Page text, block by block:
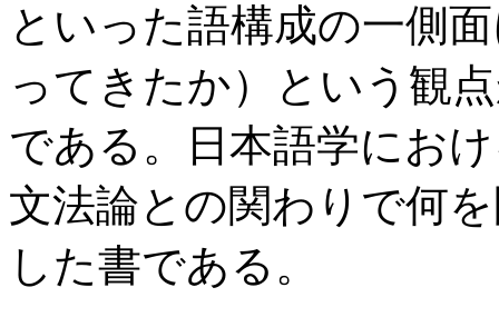
といった語構成の一側
ってきたか）という観
である。日本語学にお
文法論との関わりで何
した書である。